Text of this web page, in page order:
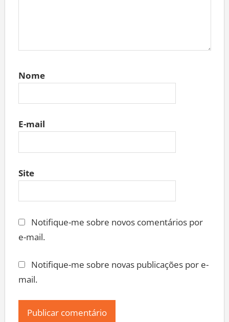
Nome
E-mail
Site
Notifique-me sobre novos comentários por
e-mail.
Notifique-me sobre novas publicações por e-
mail.